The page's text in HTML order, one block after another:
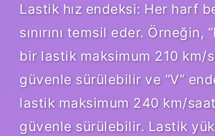
Lastik hız endeksi: Her harf
sınırını temsil eder. Örneğin,
bir lastik maksimum 210 km/
güvenle sürülebilir ve “V”
lastik maksimum 240 km/saat
güvenle sürülebilir. Lastik